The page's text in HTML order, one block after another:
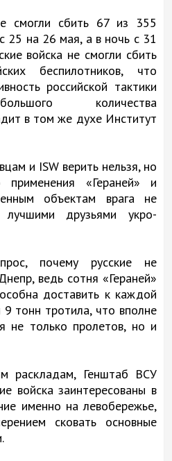
смогли сбить 67 из 355
25 на 26 мая, а в ночь с 31
войска не смогли сбить
беспилотников, что
российской тактики
количества
в том же духе Институт
и ISW верить нельзя, но
«Гераней» и
объектам врага не
лучшими друзьями укро-
почему русские не
ведь сотня «Гераней»
доставить к каждой
тонн тротила, что вполне
не только пролетов, но и
раскладам, Генштаб ВСУ
войска заинтересованы в
именно на левобережье,
сковать основные